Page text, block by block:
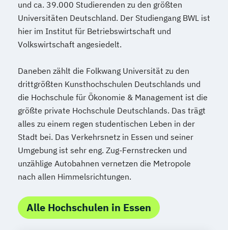
und ca. 39.000 Studierenden zu den größten
Universitäten Deutschland. Der Studiengang BWL ist
hier im Institut für Betriebswirtschaft und
Volkswirtschaft angesiedelt.
Daneben zählt die Folkwang Universität zu den
drittgrößten Kunsthochschulen Deutschlands und
die Hochschule für Ökonomie & Management ist die
größte private Hochschule Deutschlands. Das trägt
alles zu einem regen studentischen Leben in der
Stadt bei. Das Verkehrsnetz in Essen und seiner
Umgebung ist sehr eng. Zug-Fernstrecken und
unzählige Autobahnen vernetzen die Metropole
nach allen Himmelsrichtungen.
Alle Hochschulen in Essen